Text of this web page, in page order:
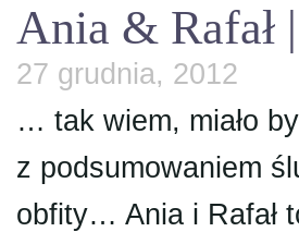
Ania & Rafał
27 grudnia, 2012
… tak wiem, miało
z podsumowaniem
obfity… Ania i Rafał